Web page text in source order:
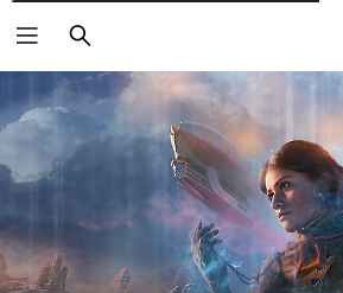
Поиск